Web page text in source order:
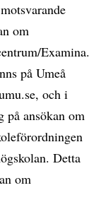
om
Examina.
på Umeå
och i
på ansökan om
Detta
om